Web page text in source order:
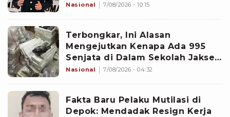
Nasional 7/08/2026 - 10:15
Terbongkar, Ini Alasan
Mengejutkan Kenapa Ada 995
Senjata di Dalam Sekolah Jaksel
Sejak 2020
Nasional 7/08/2026 - 04:32
Fakta Baru Pelaku Mutilasi di
Depok: Mendadak Resign Kerja